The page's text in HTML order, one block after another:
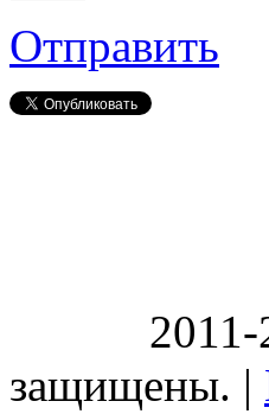
Отправить
2011-
защищены. |